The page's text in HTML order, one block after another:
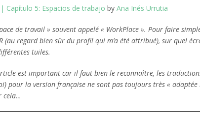
Capítulo 5: Espacios de trabajo by Ana Inés Urrutia
de travail » souvent appelé « WorkPlace ». Pour faire
(au regard bien sûr du profil qui m’a été attribué), sur quel
tuiles.
est important car il faut bien le reconnaître, les
pour la version française ne sont pas toujours très «
cela…